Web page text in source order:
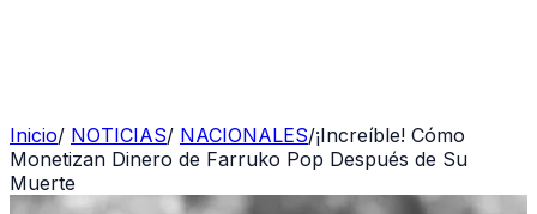
Inicio/ NOTICIAS/ NACIONALES/¡Increíble! Cómo
Monetizan Dinero de Farruko Pop Después de Su
Muerte